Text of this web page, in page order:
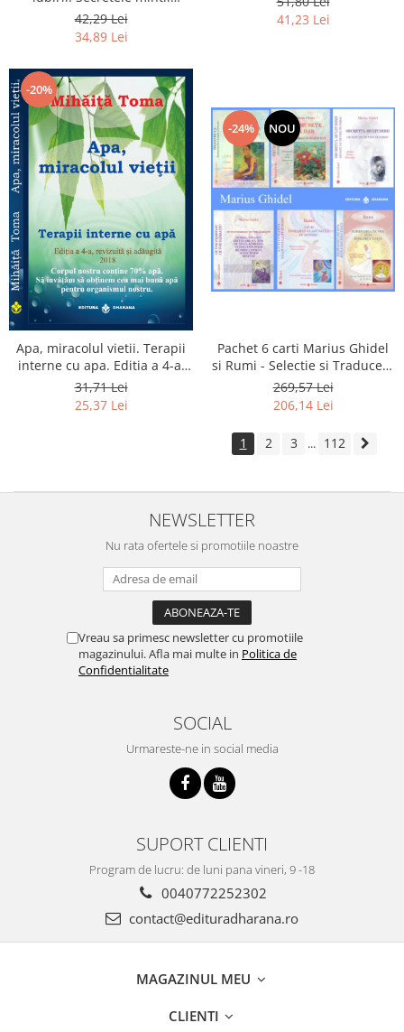
omenesti in opera marelui
initiat, Rumi
42,29 Lei
34,89 Lei
41,23 Lei
-20%
Apa, miracolul vietii. Terapii
interne cu apa. Editia a 4-a,
revizuita si adaugita.
31,71 Lei
25,37 Lei
-24% NOU
Pachet 6 carti Marius Ghidel
si Rumi - Selectie si Traducere
de Marius Ghidel
269,57 Lei
206,14 Lei
1 2 3 ... 112
NEWSLETTER
Nu rata ofertele si promotiile noastre
Vreau sa primesc newsletter cu promotiile
magazinului. Afla mai multe in Politica de
Confidentialitate
SOCIAL
Urmareste-ne in social media
SUPORT CLIENTI
Program de lucru: de luni pana vineri, 9 -18
0040772252302
contact@edituradharana.ro
MAGAZINUL MEU
CLIENTI